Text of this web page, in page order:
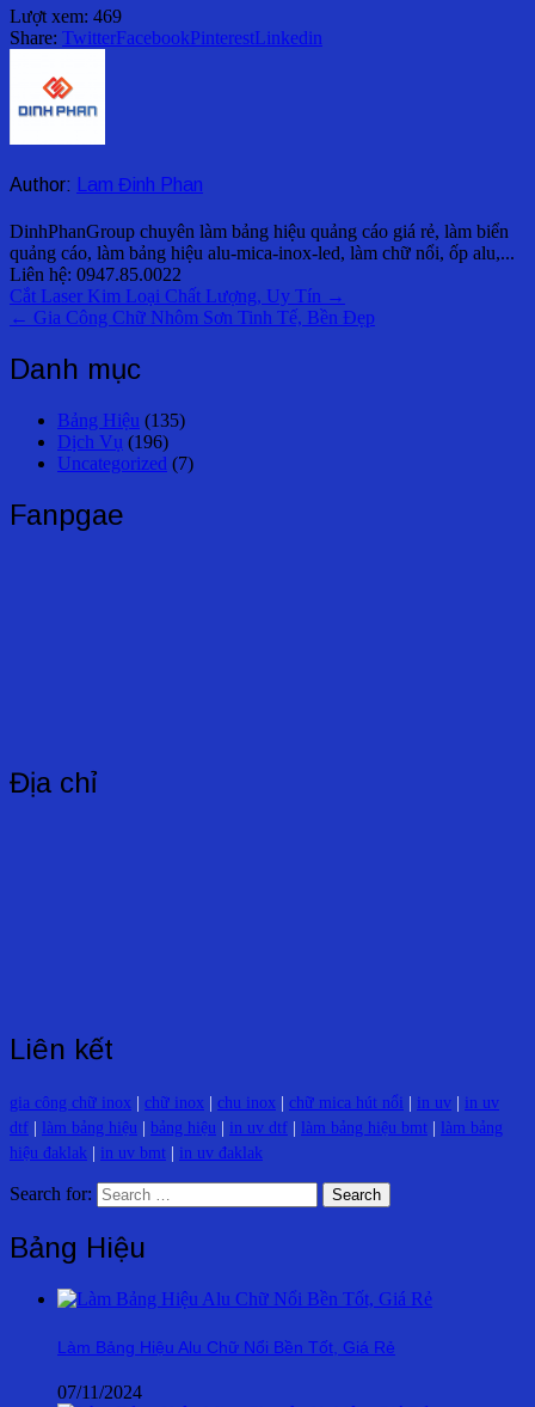
Lượt xem: 469
Share: TwitterFacebookPinterestLinkedin
Author: Lam Đinh Phan
DinhPhanGroup chuyên làm bảng hiệu quảng cáo giá rẻ, làm biển
quảng cáo, làm bảng hiệu alu-mica-inox-led, làm chữ nổi, ốp alu,...
Liên hệ: 0947.85.0022
Điều
hướng
bài
Cắt Laser Kim Loại Chất Lượng, Uy Tín →
← Gia Công Chữ Nhôm Sơn Tinh Tế, Bền Đẹp
Danh mục
Bảng Hiệu (135)
Dịch Vụ (196)
Uncategorized (7)
Fanpgae
Địa chỉ
Liên kết
gia công chữ inox chữ inox chu inox chữ mica hút nổi in uv
in uv
dtf
làm bảng hiệu bảng hiệu in uv dtf làm bảng hiệu bmt
làm bảng
hiệu đaklak
in uv bmt in uv đaklak
Search for:
Bảng Hiệu
Làm Bảng Hiệu Alu Chữ Nổi Bền Tốt, Giá Rẻ
07/11/2024